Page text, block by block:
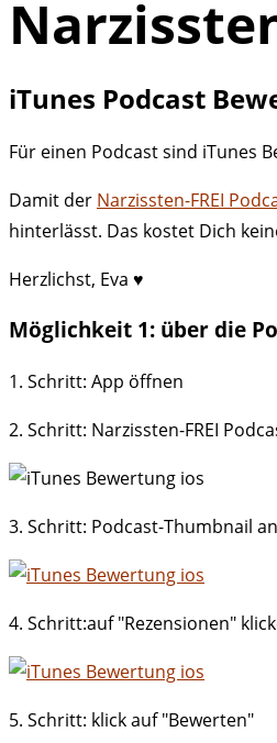
iTunes Podcast
Für einen Podcast sind iTunes
Damit der Narzissten-FREI
hinterlässt. Das kostet Dich
Herzlichst, Eva ♥
Möglichkeit 1: über die
1. Schritt: App öffnen
2. Schritt: Narzissten-FREI
3. Schritt: Podcast-Thumbnail
4. Schritt:auf "Rezensionen"
5. Schritt: klick auf "Bewerten"